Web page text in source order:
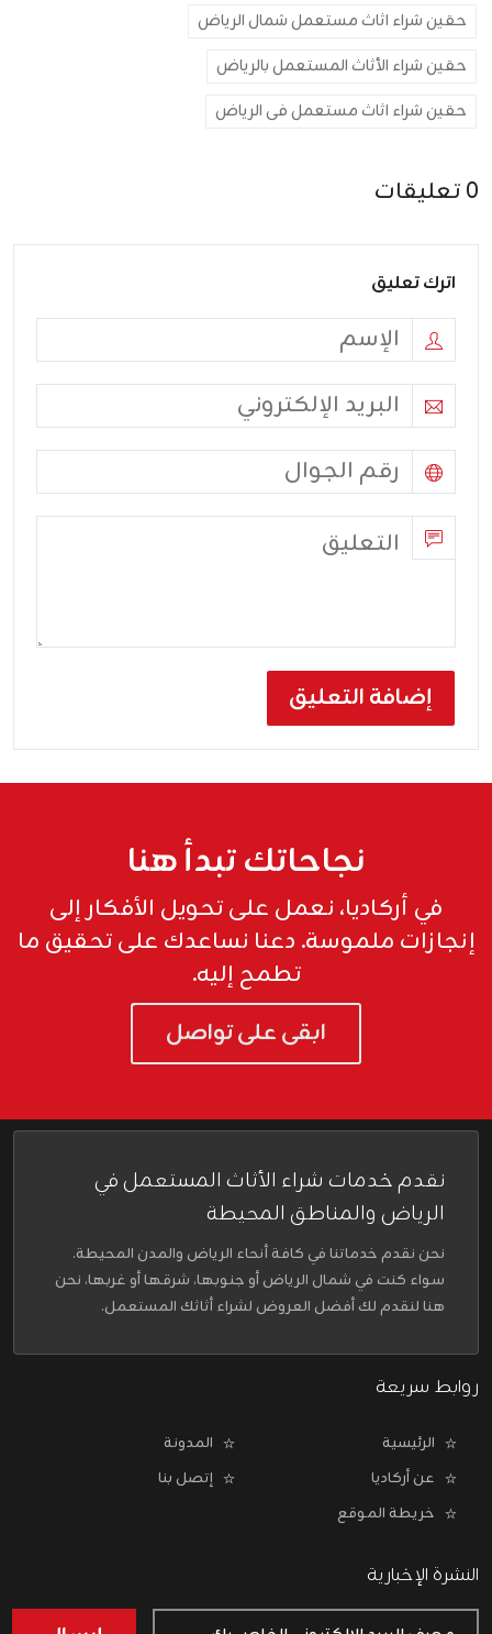
حقين شراء اثاث مستعمل شمال الرياض
حقين شراء الأثاث المستعمل بالرياض
حقين شراء اثاث مستعمل فى الرياض
0 تعليقات
اترك تعليق
نجاحاتك تبدأ هنا
في أركاديا، نعمل على تحويل الأفكار إلى
إنجازات ملموسة. دعنا نساعدك على تحقيق ما
تطمح إليه.
ابقى على تواصل
نقدم خدمات شراء الأثاث المستعمل في
الرياض والمناطق المحيطة
نحن نقدم خدماتنا في كافة أنحاء الرياض والمدن المحيطة.
سواء كنت في شمال الرياض أو جنوبها، شرقها أو غربها، نحن
هنا لنقدم لك أفضل العروض لشراء أثاثك المستعمل.
روابط سريعة
الرئيسية
المدونة
عن أركاديا
إتصل بنا
خريطة الموقع
النشرة الإخبارية